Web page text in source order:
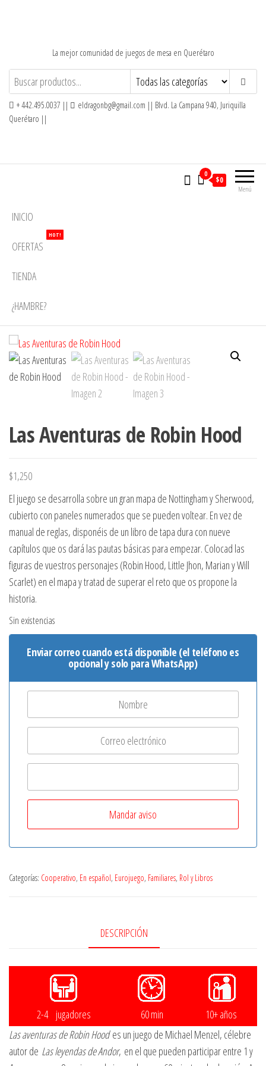
La mejor comunidad de juegos de mesa en Querétaro
+ 442.495.0037 ||
eldragonbg@gmail.com || Blvd. La Campana 940, Juriquilla
Querétaro ||
Menú
0
$0
INICIO
OFERTAS
HOT!
TIENDA
¿HAMBRE?
Las Aventuras de Robin Hood
$1,250
El juego se desarrolla sobre un gran mapa de Nottingham y Sherwood,
cubierto con paneles numerados que se pueden voltear. En vez de
manual de reglas, disponéis de un libro de tapa dura con nueve
capítulos que os dará las pautas básicas para empezar. Colocad las
figuras de vuestros personajes (Robin Hood, Little Jhon, Marian y Will
Scarlet) en el mapa y tratad de superar el reto que os propone la
historia.
Sin existencias
Enviar correo cuando está disponible (el teléfono es
opcional y solo para WhatsApp)
Categorías: Cooperativo, En español, Eurojuego, Familiares, Rol y Libros
DESCRIPCIÓN
2-4 jugadores 60 min
10+ años
Las aventuras de Robin Hoodes un juego de Michael Menzel, célebre
autor de Las leyendas de Andor, en el que pueden participar entre 1 y